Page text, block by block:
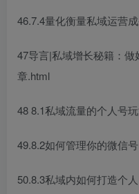
46.7.4量化衡量私域运营
47导言|私域增长秘籍：
章.html
48 8.1私域流量的个人号
49.8.2如何管理你的微信
50.8.3私域内如何打造个